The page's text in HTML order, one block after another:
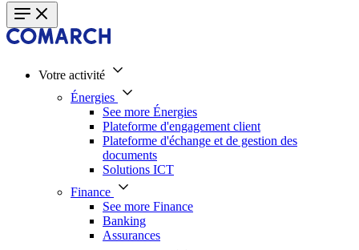
Votre activité
Énergies
See more Énergies
Plateforme d'engagement client
Plateforme d'échange et de gestion des
documents
Solutions ICT
Finance
See more Finance
Banking
Assurances